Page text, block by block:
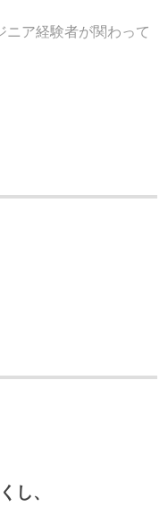
ア経験者が関わって
ワークフローの標準
して、エンジニアリ
ている
たは現役のエンジニ
る
当する開発メンバーが
を柔軟に調整する形
し、